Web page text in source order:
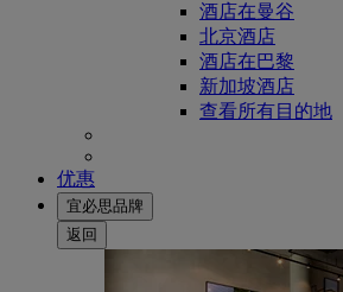
酒店在曼谷
北京酒店
酒店在巴黎
新加坡酒店
查看所有目的地
优惠
宜必思品牌
返回